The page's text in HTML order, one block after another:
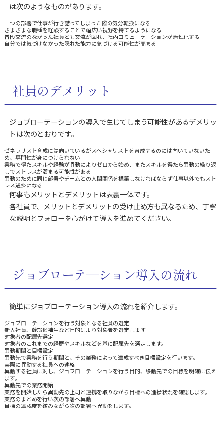
は次のようなものがあります。
一つの部署で仕事が行き詰ってしまった際の気分転換になる
さまざまな職種を経験することで幅広い視野を持てるようになる
普段交流のなかった社員とも交流が図れ、社内コミュニケーションが活性化する
自分では気づけなかった隠れた能力に気づける可能性が高まる
社員のデメリット
ジョブローテーションの導入で生じてしまう可能性があるデメリッ
トは次のとおりです。
ゼネラリスト育成には向いているがスペシャリストを育成するのには向いていないた
め、専門性が身につけられない
業務で得たスキルや経験が異動によりゼロから始め、またスキルを得たら異動の繰り返
しでストレスが溜まる可能性がある
異動のために同じ部署やチームとの人間関係を構築しなければならず仕事以外でもスト
レス過多になる
何事もメリットとデメリットは表裏一体です。
各社員で、メリットとデメリットの受け止め方も異なるため、丁寧
な説明とフォローを心がけて導入を進めてください。
ジョブローテ―ション導入の流れ
簡単にジョブローテーション導入の流れを紹介します。
ジョブローテーションを行う対象となる社員の選定
新入社員、幹部候補生など目的により対象者を選定します
対象者の配属先選定
対象者のこれまでの経歴やスキルなどを基に配属先を選定します。
異動期間と目標設定
異動先で業務を行う期間と、その業務によって達成すべき目標設定を行います。
実際に異動する社員への連絡
異動する社員に対し、ジョブローテーションを行う目的、移動先での目標を明確に伝え
ます。
異動先での業務開始
業務を開始したら異動先の上司と連携を取りながら目標への進捗状況を確認します。
業務のまとめを行い次の部署へ異動
目標の達成度を鑑みながら次の部署へ異動をします。